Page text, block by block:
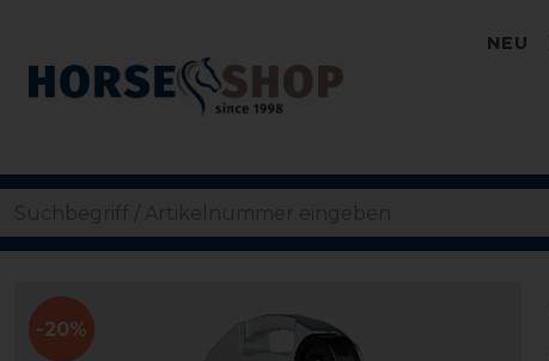
NEU
-20%